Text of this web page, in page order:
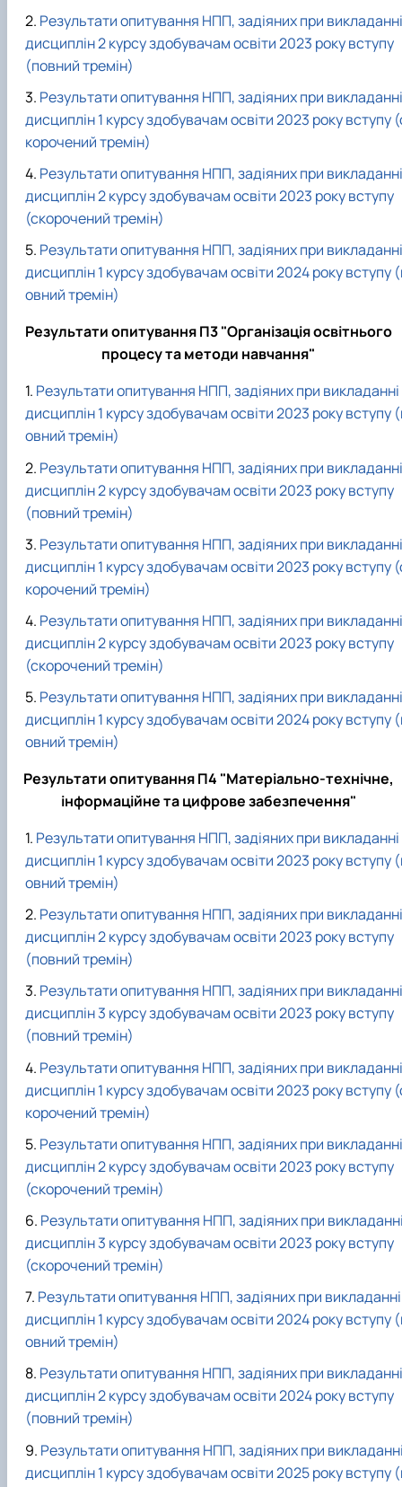
Результати опитування НПП, задіяних при викладанні
дисциплін 2 курсу здобувачам освіти 2023 року вступу
(повний тремін)
Результати опитування НПП, задіяних при викладанні
дисциплін 1 курсу здобувачам освіти 2023 року вступу
корочений тремін)
Результати опитування НПП, задіяних при викладанні
дисциплін 2 курсу здобувачам освіти 2023 року вступу
(скорочений тремін)
Результати опитування НПП, задіяних при викладанні
дисциплін 1 курсу здобувачам освіти 2024 року вступу
овний тремін)
Результати опитування П3 "Організація освітнього
процесу та методи навчання"
Результати опитування НПП, задіяних при викладанні
дисциплін 1 курсу здобувачам освіти 2023 року вступу
овний тремін)
Результати опитування НПП, задіяних при викладанні
дисциплін 2 курсу здобувачам освіти 2023 року вступу
(повний тремін)
Результати опитування НПП, задіяних при викладанні
дисциплін 1 курсу здобувачам освіти 2023 року вступу
корочений тремін)
Результати опитування НПП, задіяних при викладанні
дисциплін 2 курсу здобувачам освіти 2023 року вступу
(скорочений тремін)
Результати опитування НПП, задіяних при викладанні
дисциплін 1 курсу здобувачам освіти 2024 року вступу
овний тремін)
Результати опитування П4 "Матеріально-технічне,
інформаційне та цифрове забезпечення"
Результати опитування НПП, задіяних при викладанні
дисциплін 1 курсу здобувачам освіти 2023 року вступу
овний тремін)
Результати опитування НПП, задіяних при викладанні
дисциплін 2 курсу здобувачам освіти 2023 року вступу
(повний тремін)
Результати опитування НПП, задіяних при викладанні
дисциплін 3 курсу здобувачам освіти 2023 року вступу
(повний тремін)
Результати опитування НПП, задіяних при викладанні
дисциплін 1 курсу здобувачам освіти 2023 року вступу
корочений тремін)
Результати опитування НПП, задіяних при викладанні
дисциплін 2 курсу здобувачам освіти 2023 року вступу
(скорочений тремін)
Результати опитування НПП, задіяних при
дисциплін 3 курсу здобувачам освіти 2023 року вступу
(скорочений тремін)
Результати опитування НПП, задіяних при викладанні
дисциплін 1 курсу здобувачам освіти 2024 року вступу
овний тремін)
Результати опитування НПП, задіяних при викладанні
дисциплін 2 курсу здобувачам освіти 2024 року вступу
(повний тремін)
Результати опитування НПП, задіяних при
дисциплін 1 курсу здобувачам освіти 2025 року вступу